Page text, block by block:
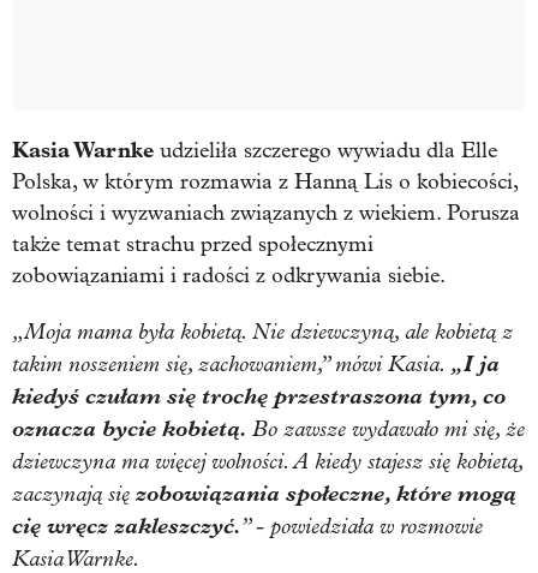
Kasia Warnke udzieliła szczerego wywiadu dla Elle
Polska, w którym rozmawia z Hanną Lis o kobiecości,
wolności i wyzwaniach związanych z wiekiem. Porusza
także temat strachu przed społecznymi
zobowiązaniami i radości z odkrywania siebie.
„Moja mama była kobietą. Nie dziewczyną, ale kobietą z
takim noszeniem się, zachowaniem,” mówi Kasia. „I ja
kiedyś czułam się trochę przestraszona tym, co
oznacza bycie kobietą. Bo zawsze wydawało mi się, że
dziewczyna ma więcej wolności. A kiedy stajesz się kobietą,
zaczynają się zobowiązania społeczne, które mogą
cię wręcz zakleszczyć.” - powiedziała w rozmowie
Kasia Warnke.